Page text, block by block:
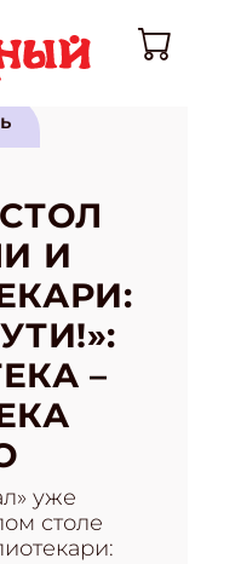
И
–
уже
столе